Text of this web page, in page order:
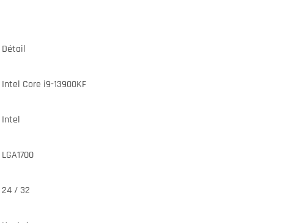
Détail
Intel Core i9-13900KF
Intel
LGA1700
24 / 32